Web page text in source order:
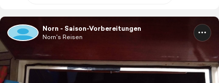
Norn - Saison-Vorbereitungen
Norn's Reisen